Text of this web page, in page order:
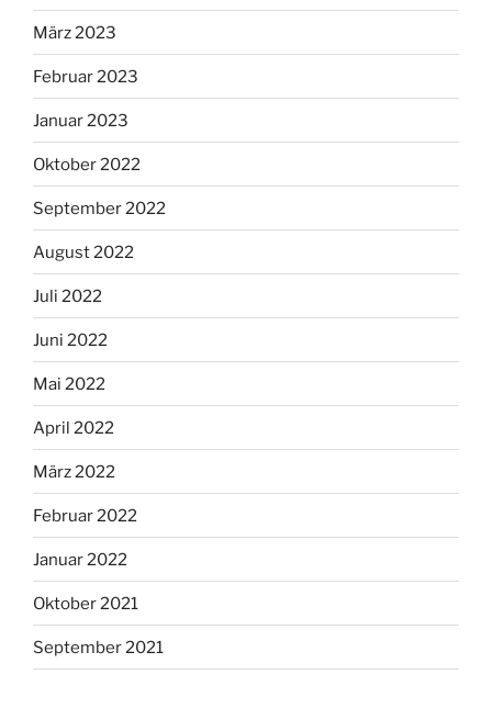
März 2023
Februar 2023
Januar 2023
Oktober 2022
September 2022
August 2022
Juli 2022
Juni 2022
Mai 2022
April 2022
März 2022
Februar 2022
Januar 2022
Oktober 2021
September 2021